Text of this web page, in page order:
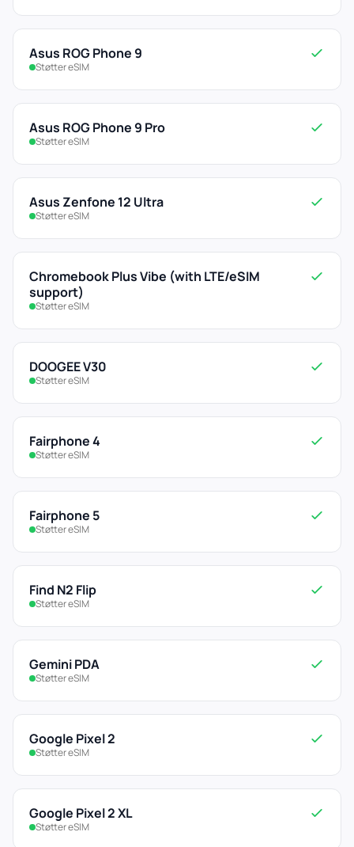
Asus ROG Phone 9
Støtter eSIM
Asus ROG Phone 9 Pro
Støtter eSIM
Asus Zenfone 12 Ultra
Støtter eSIM
Chromebook Plus Vibe (with LTE/eSIM
support)
Støtter eSIM
DOOGEE V30
Støtter eSIM
Fairphone 4
Støtter eSIM
Fairphone 5
Støtter eSIM
Find N2 Flip
Støtter eSIM
Gemini PDA
Støtter eSIM
Google Pixel 2
Støtter eSIM
Google Pixel 2 XL
Støtter eSIM